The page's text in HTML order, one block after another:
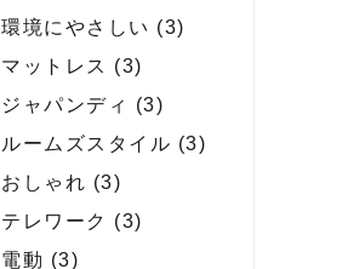
環境にやさしい (3)
マットレス (3)
ジャパンディ (3)
ルームズスタイル (3)
おしゃれ (3)
テレワーク (3)
電動 (3)